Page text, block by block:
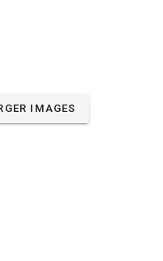
IMAGES